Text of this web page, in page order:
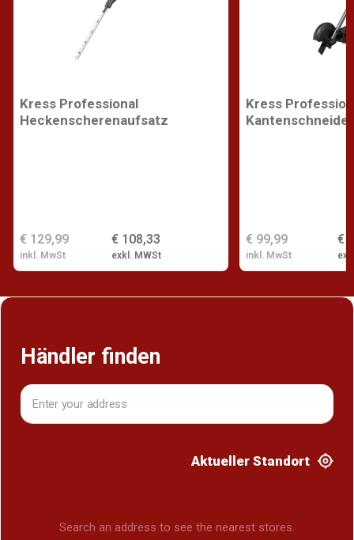
Kress Professional
Heckenscherenaufsatz
€ 108,33
exkl. MWSt
€ 129,99
inkl. MwSt
Kress
€
€ 99,99
inkl. MwSt
Händler finden
Aktueller Standort
Search an address to see the nearest stores.